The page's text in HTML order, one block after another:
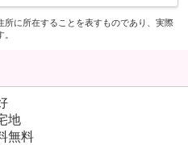
に所在することを表すものであり、実際
地
無料